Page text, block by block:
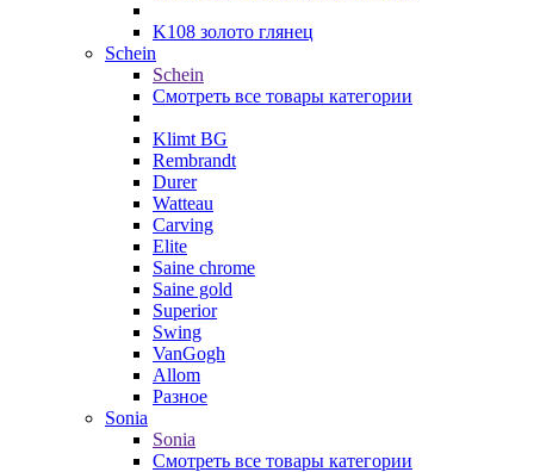
K108 золото глянец
Schein
Schein
Смотреть все товары категории
Klimt BG
Rembrandt
Durer
Watteau
Carving
Elite
Saine chrome
Saine gold
Superior
Swing
VanGogh
Allom
Разное
Sonia
Sonia
Смотреть все товары категории